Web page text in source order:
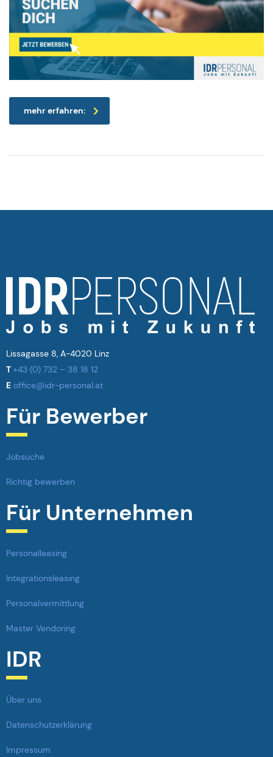
mehr erfahren:
Lissagasse 8, A-4020 Linz
T +43 (0) 732 – 38 18 12
E office@idr-personal.at
Für Bewerber
Jobsuche
Richtig bewerben
Für Unternehmen
Personalleasing
Integrationsleasing
Personalvermittlung
Master Vendoring
IDR
Über uns
Datenschutzerklärung
Impressum